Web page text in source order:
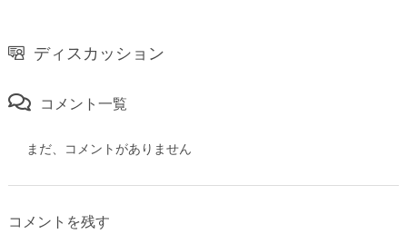
ディスカッション
コメント一覧
まだ、コメントがありません
コメントを残す